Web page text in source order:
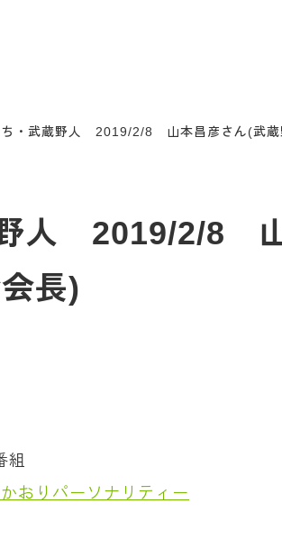
ち・武蔵野人 2019/2/8 山本昌彦さん(武蔵
人 2019/2/8
長)
組
おりパーソナリティー